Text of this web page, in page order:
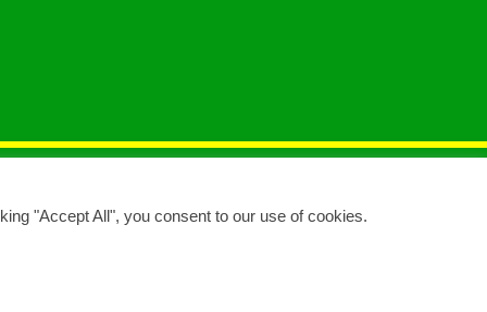
"Accept All", you consent to our use of cookies.